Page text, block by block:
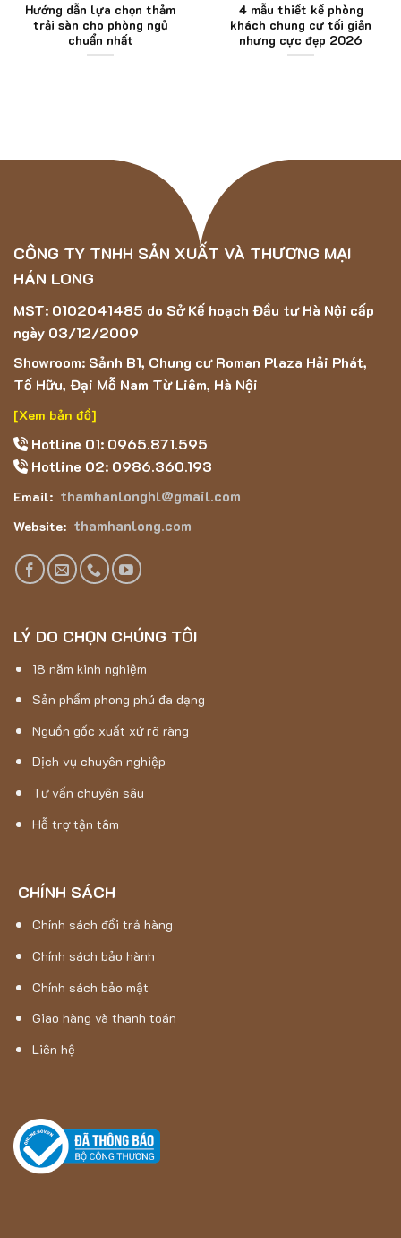
Hướng dẫn lựa chọn thảm
trải sàn cho phòng ngủ
chuẩn nhất
4 mẫu thiết kế phòng
khách chung cư tối giản
nhưng cực đẹp 2026
CÔNG TY TNHH SẢN XUẤT VÀ THƯƠNG MẠI
HÁN LONG
MST: 0102041485 do Sở Kế hoạch Đầu tư Hà Nội cấp
ngày 03/12/2009
Showroom: Sảnh B1, Chung cư Roman Plaza Hải Phát,
Tố Hữu, Đại Mỗ Nam Từ Liêm, Hà Nội
[Xem bản đồ]
Hotline 01: 0965.871.595
Hotline 02: 0986.360.193
Email: thamhanlonghl@gmail.com
Website: thamhanlong.com
LÝ DO CHỌN CHÚNG TÔI
18 năm kinh nghiệm
Sản phẩm phong phú đa dạng
Nguồn gốc xuất xứ rõ ràng
Dịch vụ chuyên nghiệp
Tư vấn chuyên sâu
Hỗ trợ tận tâm
CHÍNH SÁCH
Chính sách đổi trả hàng
Chính sách bảo hành
Chính sách bảo mật
Giao hàng và thanh toán
Liên hệ